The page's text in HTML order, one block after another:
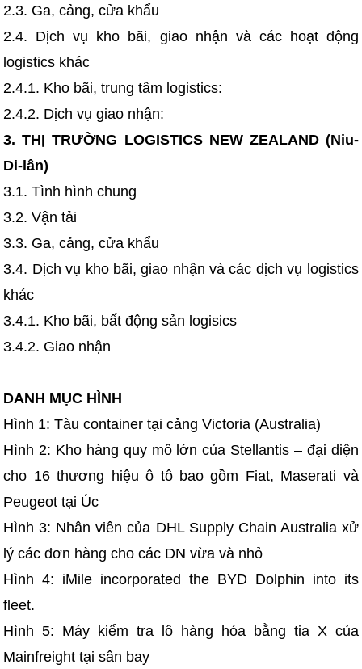
2.3. Ga, cảng, cửa khẩu
2.4. Dịch vụ kho bãi, giao nhận và các hoạt động
logistics khác
2.4.1. Kho bãi, trung tâm logistics:
2.4.2. Dịch vụ giao nhận:
3. THỊ TRƯỜNG LOGISTICS NEW ZEALAND (Niu-
Di-lân)
3.1. Tình hình chung
3.2. Vận tải
3.3. Ga, cảng, cửa khẩu
3.4. ​Dịch vụ kho bãi, giao nhận và các dịch vụ logistics
khác
3.4.1. Kho bãi, bất động sản logisics
3.4.2. Giao nhận
DANH MỤC HÌNH
Hình 1: Tàu container tại cảng Victoria (Australia)
Hình 2: Kho hàng quy mô lớn của Stellantis – đại diện
cho 16 thương hiệu ô tô bao gồm Fiat, Maserati và
Peugeot tại Úc
Hình 3: Nhân viên của DHL Supply Chain Australia xử
lý các đơn hàng cho các DN vừa và nhỏ
Hình 4: iMile incorporated the BYD Dolphin into its
fleet.
Hình 5: Máy kiểm tra lô hàng hóa bằng tia X của
Mainfreight tại sân bay